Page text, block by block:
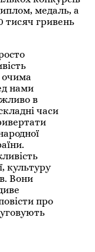
медаль, а
тисяч гривень
очима
нами
в
часи
культуру
Вони
про